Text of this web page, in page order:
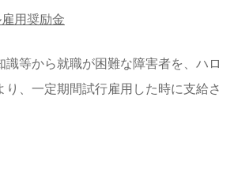
用奨励金
識等から就職が困難な障害者を、ハロ
り、一定期間試行雇用した時に支給さ